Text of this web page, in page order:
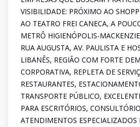
VISIBILIDADE: PRÓXIMO AO
AO TEATRO FREI CANECA, A
METRÔ HIGIENÓPOLIS-
RUA AUGUSTA, AV. PAULISTA E
LIBANÊS, REGIÃO COM FORTE
CORPORATIVA, REPLETA DE
RESTAURANTES,
TRANSPORTE PÚBLICO,
PARA ESCRITÓRIOS,
ATENDIMENTOS ESPECIALIZADOS